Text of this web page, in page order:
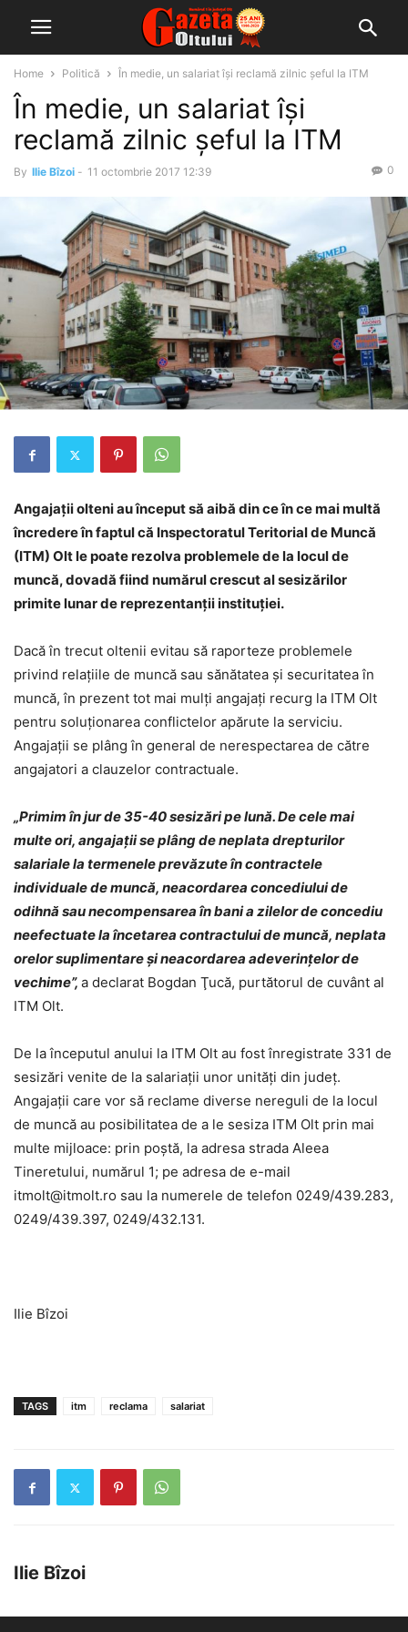
Home Politică În medie, un salariat îşi reclamă zilnic şeful la ITM
În medie, un salariat îşi
reclamă zilnic şeful la ITM
By Ilie Bîzoi - 11 octombrie 2017 12:39 0
Angajaţii olteni au început să aibă din ce în ce mai multă
încredere în faptul că Inspectoratul Teritorial de Muncă
(ITM) Olt le poate rezolva problemele de la locul de
muncă, dovadă fiind numărul crescut al sesizărilor
primite lunar de reprezentanţii instituţiei.
Dacă în trecut oltenii evitau să raporteze problemele
privind relaţiile de muncă sau sănătatea şi securitatea în
muncă, în prezent tot mai mulţi angajaţi recurg la ITM Olt
pentru soluţionarea conflictelor apărute la serviciu.
Angajaţii se plâng în general de nerespectarea de către
angajatori a clauzelor contractuale.
„Primim în jur de 35-40 sesizări pe lună. De cele mai
multe ori, angajaţii se plâng de neplata drepturilor
salarialela termenele prevăzute în contractele
individuale de muncă, neacordarea concediului de
odihnă sau necompensarea în bani a zilelor de concediu
neefectuate la încetarea contractului de muncă, neplata
orelor suplimentare şi neacordarea adeverinţelor de
vechime”, a declarat Bogdan Ţucă, purtătorul de cuvânt al
ITM Olt.
De la începutul anului la ITM Olt au fost înregistrate 331 de
sesizări venite de la salariaţii unor unităţi din judeţ.
Angajaţii care vor să reclame diverse nereguli de la locul
de muncă au posibilitatea de a le sesiza ITM Olt prin mai
multe mijloace: prin poştă, la adresa strada Aleea
Tineretului, numărul 1; pe adresa de e-mail
itmolt@itmolt.ro sau la numerele de telefon 0249/439.283,
0249/439.397, 0249/432.131.
Ilie Bîzoi
TAGS itm reclama salariat
Ilie Bîzoi